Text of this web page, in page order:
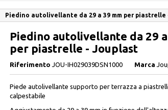
Piedino autolivellante da 29 a 39 mm per piastrelle
Piedino autolivellante da 29
per piastrelle - Jouplast
Riferimento JOU-IH029039DSN1000 Marca
Piede autolivellante supporto per terrazza a
calpestabile